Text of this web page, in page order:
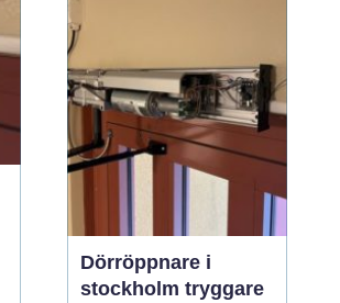
laddbox Stockholm
Dörröppnare i
stockholm tryggare